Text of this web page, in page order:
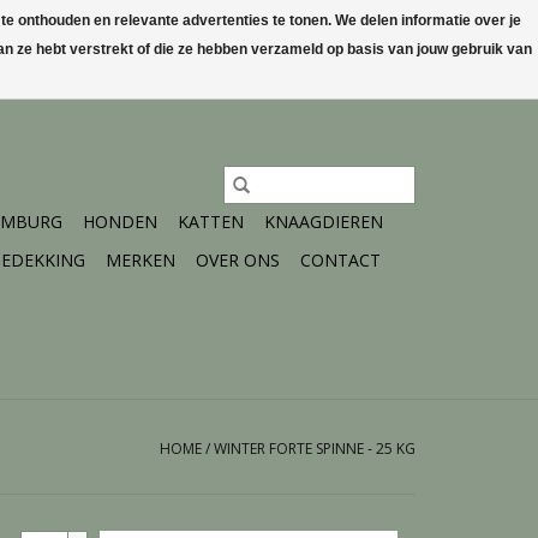
Mijn account / Registreren
HONDEN KATTEN
KNAAGDIEREN
MERKEN OVER ONS
CONTACT
HOME/WINTER FORTE SPINNE - 25 KG
onthouden en relevante advertenties te tonen. We delen informatie over je
ze hebt verstrekt of die ze hebben verzameld op basis van jouw gebruik van